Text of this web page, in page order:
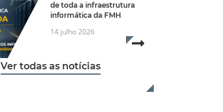
de toda a infraestrutura
informática da FMH
14 julho 2026
Read more...
Ver todas as notícias